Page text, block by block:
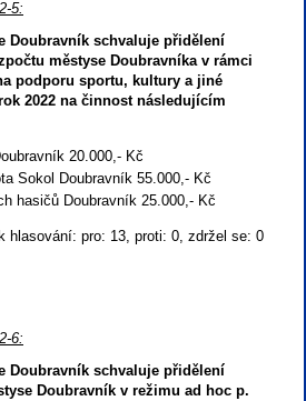
5:
Doubravník schvaluje přidělení
městyse Doubravníka v rámci
podporu sportu, kultury a jiné
2022 na činnost následujícím
20.000,- Kč
Sokol Doubravník 55.000,- Kč
hasičů Doubravník 25.000,- Kč
hlasování: pro: 13, proti: 0, zdržel se: 0
6:
Doubravník schvaluje přidělení
Doubravník v režimu ad hoc p.